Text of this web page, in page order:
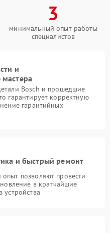
3
минимальный опыт работы
специалистов
и
Bosch и прошедшие
гарантирует корректную
гарантийных
и быстрый ремонт
позволяют провести
в кратчайшие